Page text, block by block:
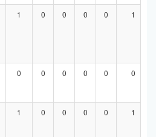
1 0 0 0 0 1
0 0 0 0 0 0
1 0 0 0 0 1